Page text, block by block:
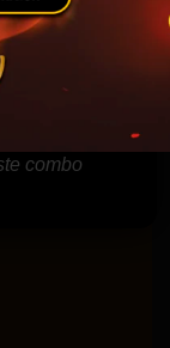
combo